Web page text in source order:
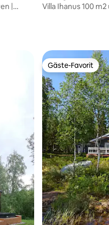
|
Villa Ihanus 100
Bewertungen
Gäste-Favorit
Gäste-Favorit